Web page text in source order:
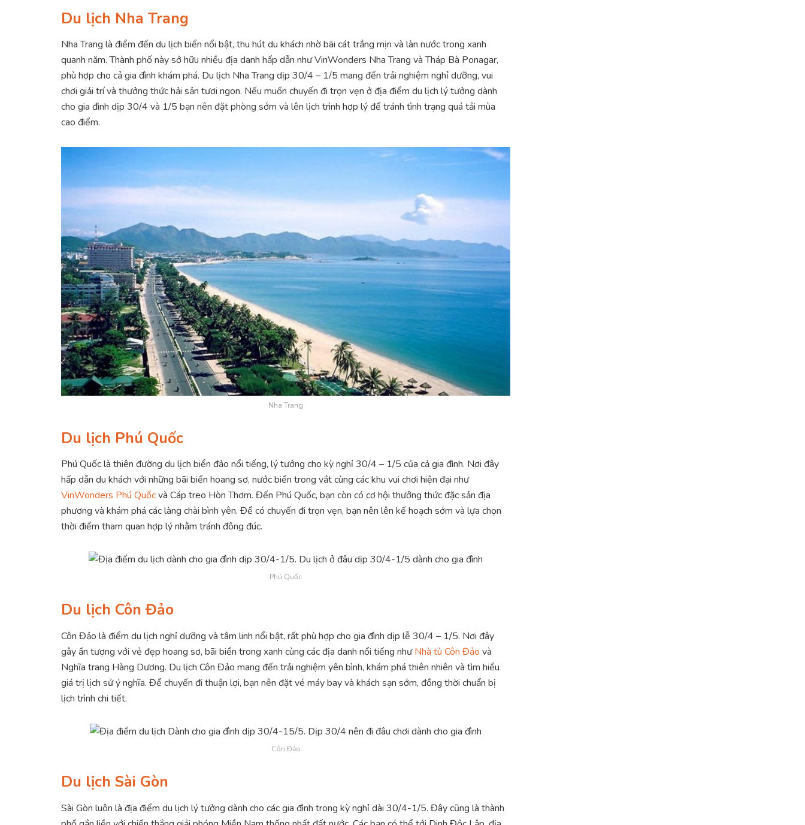
Du lịch Nha Trang
Nha Trang là điểm đến du lịch biển nổi bật, thu hút du khách nhờ bãi cát trắng mịn và làn nước trong xanh
quanh năm. Thành phố này sở hữu nhiều địa danh hấp dẫn như VinWonders Nha Trang và Tháp Bà Ponagar,
phù hợp cho cả gia đình khám phá. Du lịch Nha Trang dịp 30/4 – 1/5 mang đến trải nghiệm nghỉ dưỡng, vui
chơi giải trí và thưởng thức hải sản tươi ngon. Nếu muốn chuyến đi trọn vẹn ở địa điểm du lịch lý tưởng dành
cho gia đình dịp 30/4 và 1/5 bạn nên đặt phòng sớm và lên lịch trình hợp lý để tránh tình trạng quá tải mùa
cao điểm.
Nha Trang
Du lịch Phú Quốc
Phú Quốc là thiên đường du lịch biển đảo nổi tiếng, lý tưởng cho kỳ nghỉ 30/4 – 1/5 của cả gia đình. Nơi đây
hấp dẫn du khách với những bãi biển hoang sơ, nước biển trong vắt cùng các khu vui chơi hiện đại như
VinWonders Phú Quốcvà Cáp treo Hòn Thơm. Đến Phú Quốc, bạn còn có cơ hội thưởng thức đặc sản địa
phương và khám phá các làng chài bình yên. Để có chuyến đi trọn vẹn, bạn nên lên kế hoạch sớm và lựa chọn
thời điểm tham quan hợp lý nhằm tránh đông đúc.
Phú Quốc
Du lịch Côn Đảo
Côn Đảo là điểm du lịch nghỉ dưỡng và tâm linh nổi bật, rất phù hợp cho gia đình dịp lễ 30/4 – 1/5. Nơi đây
gây ấn tượng với vẻ đẹp hoang sơ, bãi biển trong xanh cùng các địa danh nổi tiếng nhưNhà tù Côn Đảo và
Nghĩa trang Hàng Dương. Du lịch Côn Đảo mang đến trải nghiệm yên bình, khám phá thiên nhiên và tìm hiểu
giá trị lịch sử ý nghĩa. Để chuyến đi thuận lợi, bạn nên đặt vé máy bay và khách sạn sớm, đồng thời chuẩn bị
lịch trình chi tiết.
Côn Đảo
Du lịch Sài Gòn
Sài Gòn luôn là địa điểm du lịch lý tưởng dành cho các gia đình trong kỳ nghỉ dài 30/4-1/5. Đây cũng là thành